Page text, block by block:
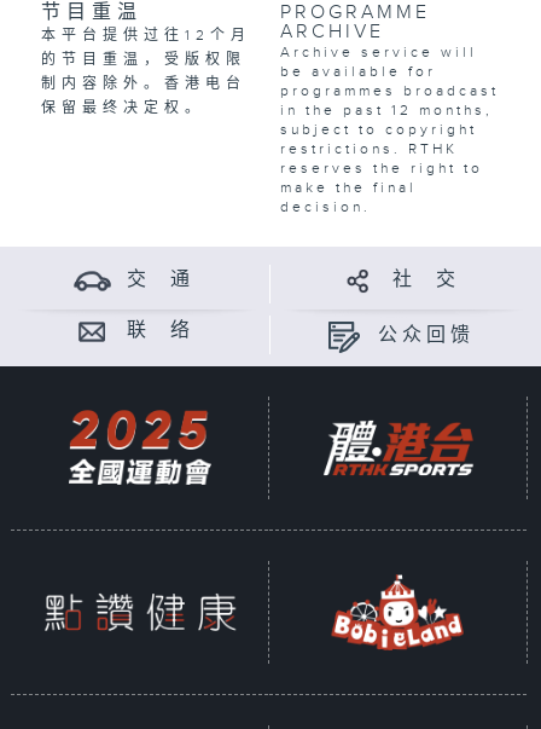
节目重温
本平台提供过往12个月
的节目重温，受版权限
制内容除外。香港电台
保留最终决定权。
PROGRAMME
ARCHIVE
Archive service will
be available for
programmes broadcast
in the past 12 months,
subject to copyright
restrictions. RTHK
reserves the right to
make the final
decision.
交 通 社 交
联 络 公众回馈